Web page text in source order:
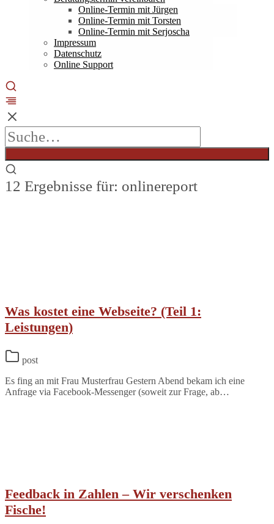
Online-Termin mit Jürgen
Online-Termin mit Torsten
Online-Termin mit Serjoscha
Impressum
Datenschutz
Online Support
12 Ergebnisse für: onlinereport
Was kostet eine Webseite? (Teil 1:
Leistungen)
post
Es fing an mit Frau Musterfrau Gestern Abend bekam ich eine
Anfrage via Facebook-Messenger (soweit zur Frage, ab…
Feedback in Zahlen – Wir verschenken
Fische!